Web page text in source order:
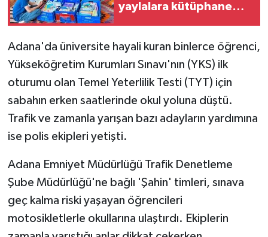
yaylalara kütüphane
Adana'da üniversite hayali kuran binlerce öğrenci,
Yükseköğretim Kurumları Sınavı'nın (YKS) ilk
oturumu olan Temel Yeterlilik Testi (TYT) için
sabahın erken saatlerinde okul yoluna düştü.
Trafik ve zamanla yarışan bazı adayların yardımına
ise polis ekipleri yetişti.
Adana Emniyet Müdürlüğü Trafik Denetleme
Şube Müdürlüğü'ne bağlı 'Şahin' timleri, sınava
geç kalma riski yaşayan öğrencileri
motosikletlerle okullarına ulaştırdı. Ekiplerin